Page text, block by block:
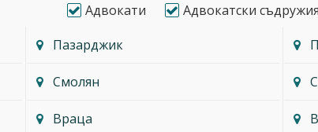
Адвокати Адвокатски съдружия
Пазарджик
Смолян
Враца